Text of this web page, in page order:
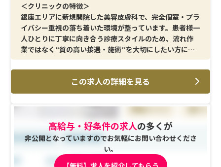
＜クリニックの特徴＞
銀座エリアに新規開院した美容皮膚科で、完全個室・プラ
イバシー重視の落ち着いた環境が整っています。患者様一
人ひとりに丁寧に向き合う診療スタイルのため、流れ作
業ではなく“質の高い接遇・施術”を大切にしたい方に適
しています。
ウルセラ（HIFU）／ソフウェーブ（SUPERB）／サーマ
ウルトラセルZi（HIFU）／ポテンツァ（ニードルRF）／
ステラM22（フォトフェイシャル）／PQXピコレーザー
／アキュパルス（フラクショナルCO2レーザー）／ケアシ
ス（エレクトロポレーション）／ピーリング／注射／ド
クター手打ち注射（肌質改善注射）／脂肪溶解注射
この求人の詳細を見る
高給与・好条件の求人の多くが
非公開となっていますのでお気軽にお問い合わせくださ
い。